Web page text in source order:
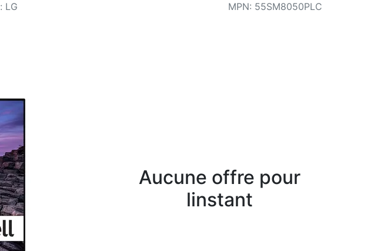
: LG MPN: 55SM8050PLC
Aucune offre pour
linstant